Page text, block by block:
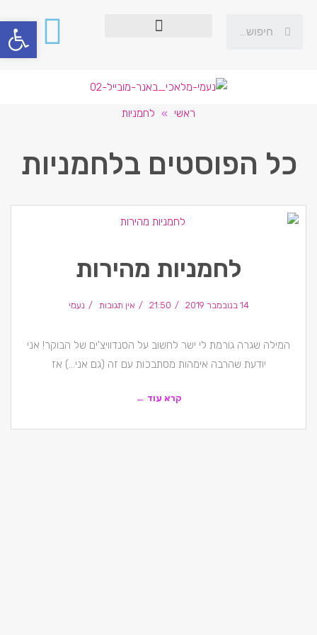
פתח
ראשי » לחמניות
כל הפוסטים בלחמניות
לחמניות מהירות
14 בנובמבר 2019 21:50 אין תגובות נעמי
המילה שגרה גורמת לי ישר לחשוב על הסנדוויצ'ים של הבוקר! אני
יודעת שהרבה אימהות מסתבכות עם זה (גם אני…) אז
קרא עוד ←